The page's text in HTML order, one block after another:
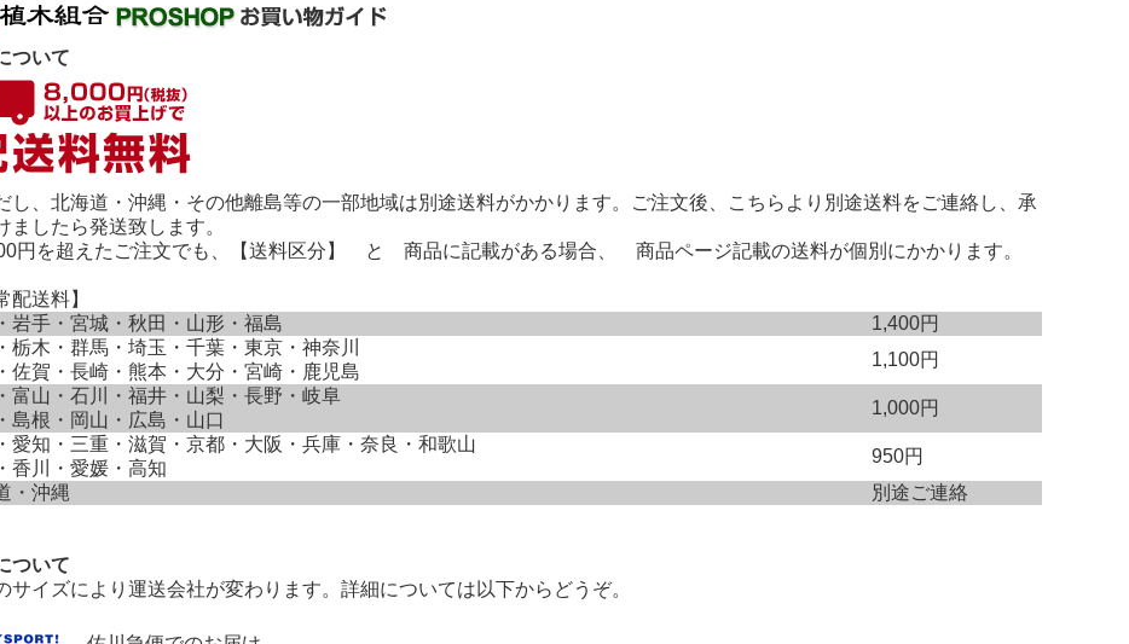
ついて
し、北海道・沖縄・その他離島等の一部地域は別途送料がかかります。ご注文後、こちらより別途送料をご連絡し、承
ましたら発送致します。
円を超えたご注文でも、【送料区分】 と 商品に記載がある場合、 商品ページ記載の送料が個別にかかります。
配送料】
岩手・宮城・秋田・山形・福島
1,400円
栃木・群馬・埼玉・千葉・東京・神奈川
1,100円
佐賀・長崎・熊本・大分・宮崎・鹿児島
富山・石川・福井・山梨・長野・岐阜
1,000円
島根・岡山・広島・山口
愛知・三重・滋賀・京都・大阪・兵庫・奈良・和歌山
950円
香川・愛媛・高知
・沖縄
別途ご連絡
ついて
サイズにより運送会社が変わります。詳細については以下からどうぞ。